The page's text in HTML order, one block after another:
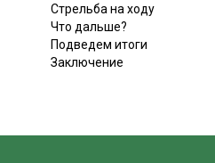
Стрельба на ходу
Что дальше?
Подведем итоги
Заключение